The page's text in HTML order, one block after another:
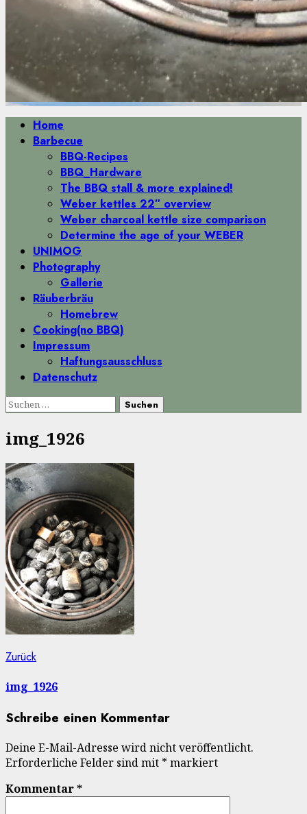
Primäres
Menü
Home
Barbecue
BBQ-Recipes
BBQ_Hardware
The BBQ stall & more explained!
Weber kettles 22″ overview
Weber charcoal kettle size comparison
Determine the age of your WEBER
UNIMOG
Photography
Gallerie
Räuberbräu
Homebrew
Cooking(no BBQ)
Impressum
Haftungsausschluss
Datenschutz
Suchen
img_1926
Beitragsnavigation
ZurückVorheriger
img_1926
Schreibe einen Kommentar
Deine E-Mail-Adresse wird nicht veröffentlicht.
Erforderliche Felder sind mit * markiert
Kommentar*